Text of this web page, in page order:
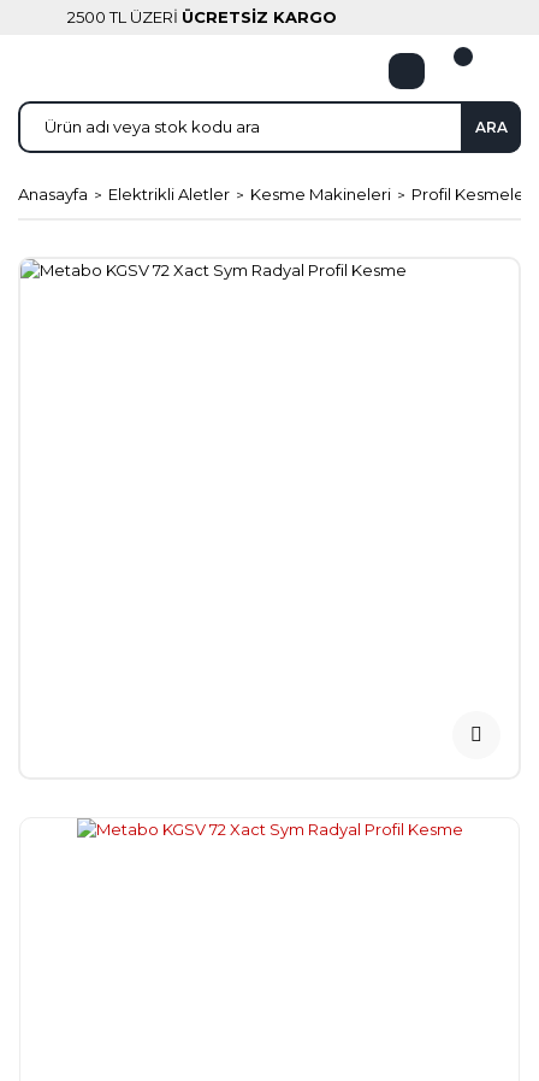
2500 TL ÜZERİ ÜCRETSİZ KARGO
ARA
Anasayfa Elektrikli Aletler Kesme Makineleri Profil Kesmeler